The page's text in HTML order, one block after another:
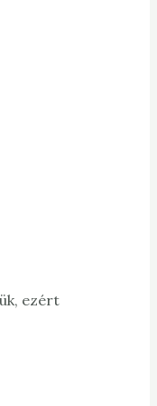
ezért